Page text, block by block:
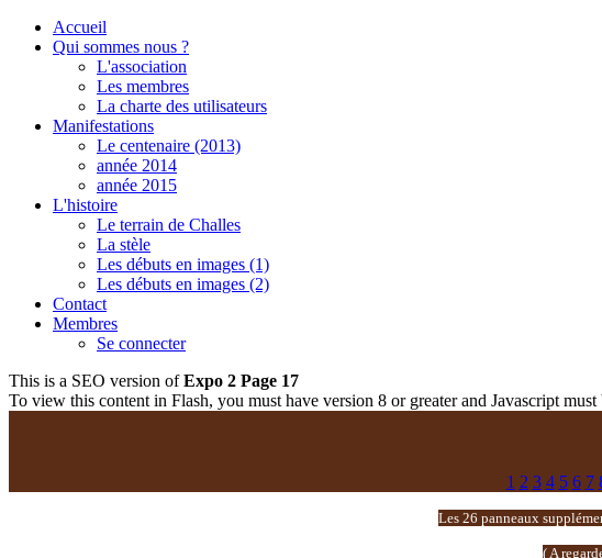
Accueil
Qui sommes nous ?
L'association
Les membres
La charte des utilisateurs
Manifestations
Le centenaire (2013)
année 2014
année 2015
L'histoire
Le terrain de Challes
La stèle
Les débuts en images (1)
Les débuts en images (2)
Contact
Membres
Se connecter
This is a SEO version ofExpo 2 Page 17
To view this content in Flash, you must have version 8 or greater and Javascript
1 2 3 4 5 6 7
Les 26 panneaux
( A